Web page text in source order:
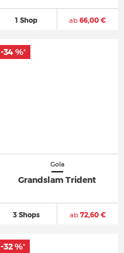
1 Shop ab 66,00 €
Gola
Grandslam Trident
3 Shops ab72,60 €
-34 %*
-32 %*